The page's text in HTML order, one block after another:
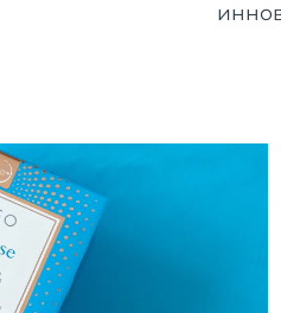
8/12/26
Ожидаемая дата доставки
Ожидаемая дата доставки